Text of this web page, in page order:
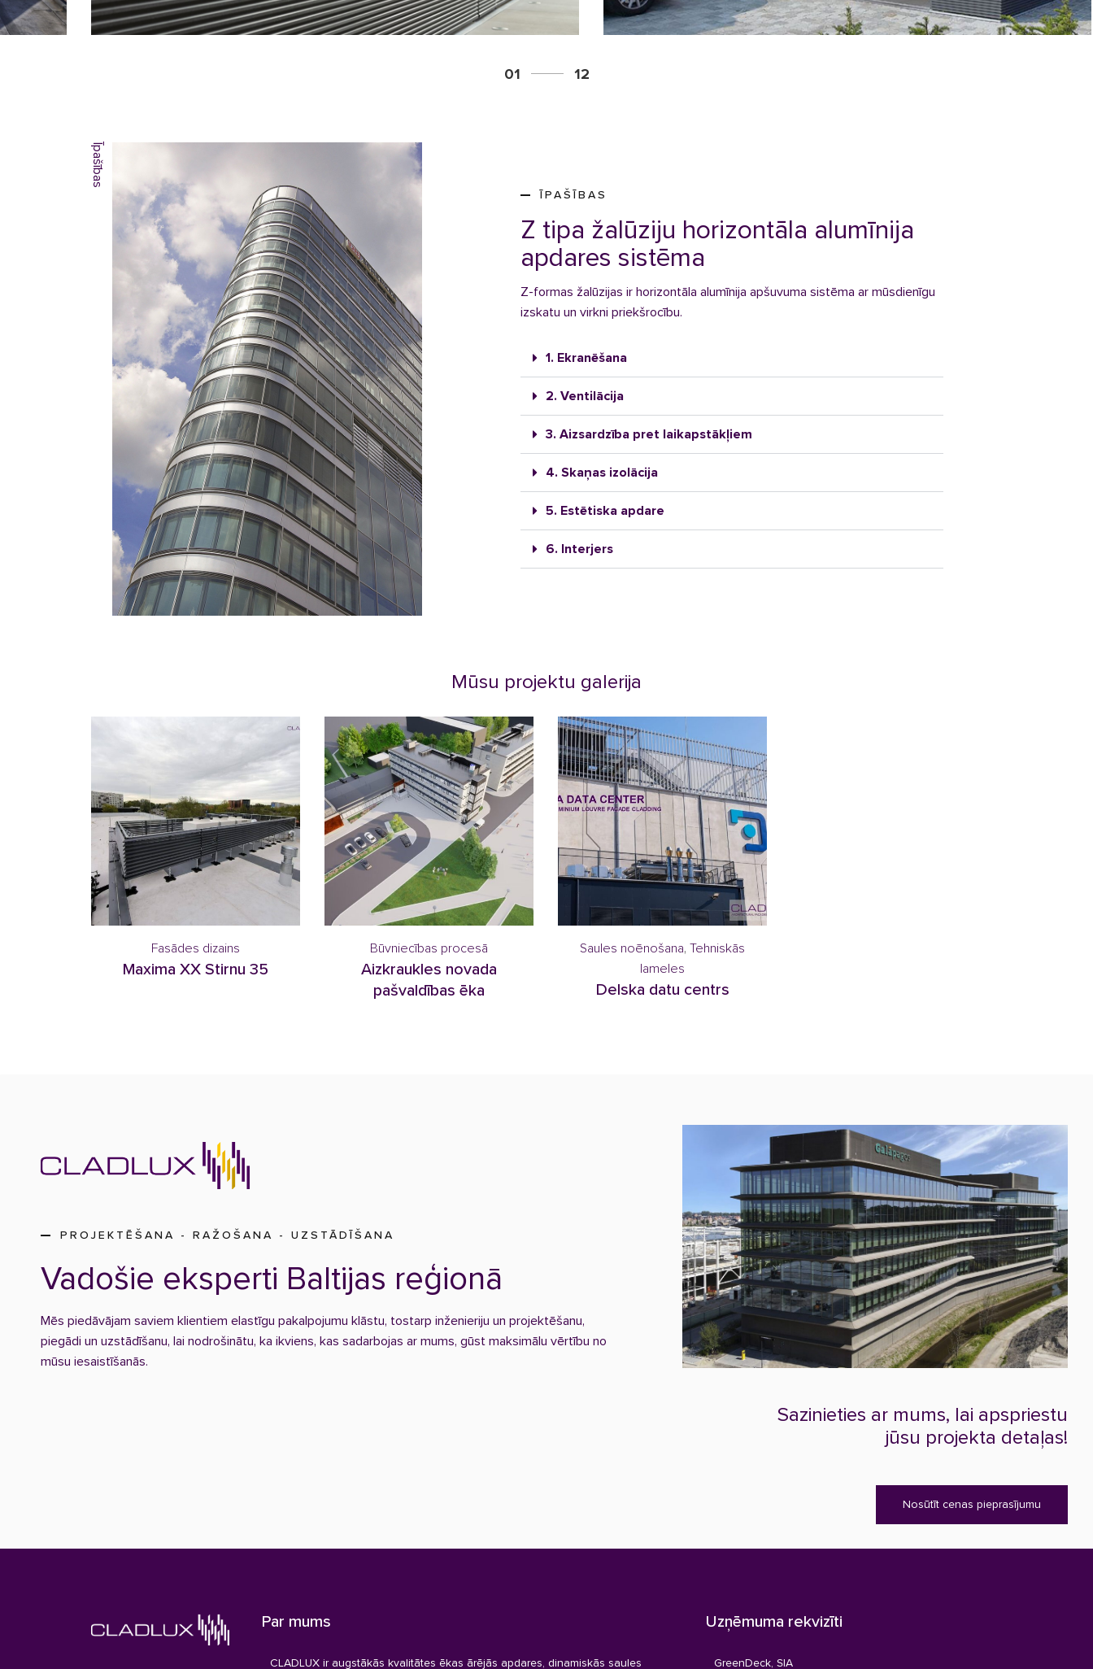
01 12
Īpašības
ĪPAŠĪBAS
Z tipa žalūziju horizontāla alumīnija
apdares sistēma
Z-formas žalūzijas ir horizontāla alumīnija apšuvuma sistēma ar mūsdienīgu
izskatu un virkni priekšrocību.
1. Ekranēšana
2. Ventilācija
3. Aizsardzība pret laikapstākļiem
4. Skaņas izolācija
5. Estētiska apdare
6. Interjers
Mūsu projektu galerija
Fasādes dizains
Maxima XX Stirnu 35
Būvniecības procesā
Aizkraukles novada
pašvaldības ēka
Saules noēnošana, Tehniskās
lameles
Delska datu centrs
PROJEKTĒŠANA - RAŽOŠANA - UZSTĀDĪŠANA
Vadošie eksperti Baltijas reģionā
Mēs piedāvājam saviem klientiem elastīgu pakalpojumu klāstu, tostarp inženieriju un projektēšanu,
piegādi un uzstādīšanu, lai nodrošinātu, ka ikviens, kas sadarbojas ar mums, gūst maksimālu vērtību no
mūsu iesaistīšanās.
Sazinieties ar mums, lai apspriestu
jūsu projekta detaļas!
Nosūtīt cenas pieprasījumu
Par mums
CLADLUX ir augstākās kvalitātes ēkas ārējās apdares, dinamiskās saules
Uzņēmuma rekvizīti
GreenDeck, SIA